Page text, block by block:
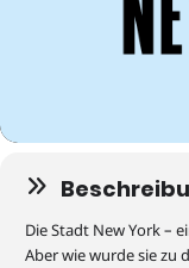
DieStadt New York–
Aber wie wurde sie zu